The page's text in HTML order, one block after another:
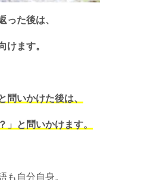
った後は、
けます。
問いかけた後は、
」と問いかけます。
も自分自身。